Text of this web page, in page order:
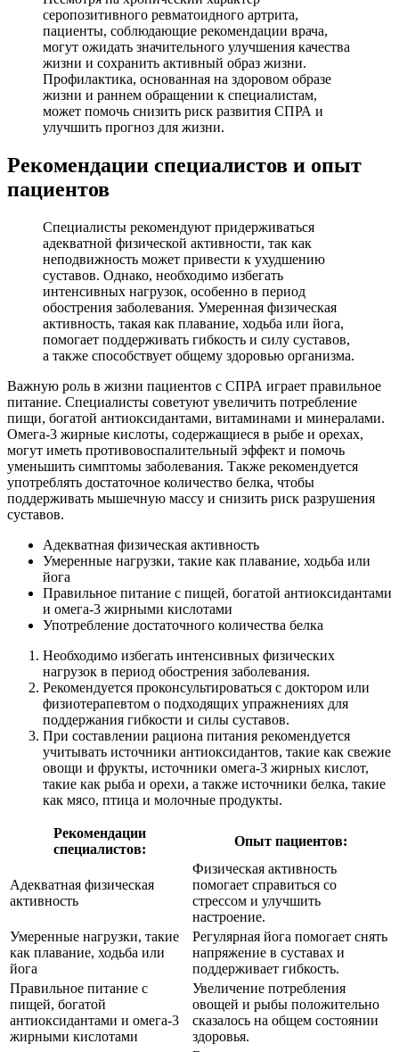
серопозитивного ревматоидного артрита,
пациенты, соблюдающие рекомендации врача,
могут ожидать значительного улучшения качества
жизни и сохранить активный образ жизни.
Профилактика, основанная на здоровом образе
жизни и раннем обращении к специалистам,
может помочь снизить риск развития СПРА и
улучшить прогноз для жизни.
Рекомендации специалистов и опыт
пациентов
Специалисты рекомендуют придерживаться
адекватной физической активности, так как
неподвижность может привести к ухудшению
суставов. Однако, необходимо избегать
интенсивных нагрузок, особенно в период
обострения заболевания. Умеренная физическая
активность, такая как плавание, ходьба или йога,
помогает поддерживать гибкость и силу суставов,
а также способствует общему здоровью организма.
Важную роль в жизни пациентов с СПРА играет правильное
питание. Специалисты советуют увеличить потребление
пищи, богатой антиоксидантами, витаминами и минералами.
Омега-3 жирные кислоты, содержащиеся в рыбе и орехах,
могут иметь противовоспалительный эффект и помочь
уменьшить симптомы заболевания. Также рекомендуется
употреблять достаточное количество белка, чтобы
поддерживать мышечную массу и снизить риск разрушения
суставов.
Адекватная физическая активность
Умеренные нагрузки, такие как плавание, ходьба или
йога
Правильное питание с пищей, богатой антиоксидантами
и омега-3 жирными кислотами
Употребление достаточного количества белка
Необходимо избегать интенсивных физических
нагрузок в период обострения заболевания.
Рекомендуется проконсультироваться с доктором или
физиотерапевтом о подходящих упражнениях для
поддержания гибкости и силы суставов.
При составлении рациона питания рекомендуется
учитывать источники антиоксидантов, такие как свежие
овощи и фрукты, источники омега-3 жирных кислот,
такие как рыба и орехи, а также источники белка, такие
как мясо, птица и молочные продукты.
Рекомендации
специалистов:
Опыт пациентов:
Адекватная физическая
активность
Физическая активность
помогает справиться со
стрессом и улучшить
настроение.
Умеренные нагрузки, такие
как плавание, ходьба или
йога
Регулярная йога помогает снять
напряжение в суставах и
поддерживает гибкость.
Правильное питание с
пищей, богатой
антиоксидантами и омега-3
жирными кислотами
Увеличение потребления
овощей и рыбы положительно
сказалось на общем состоянии
здоровья.